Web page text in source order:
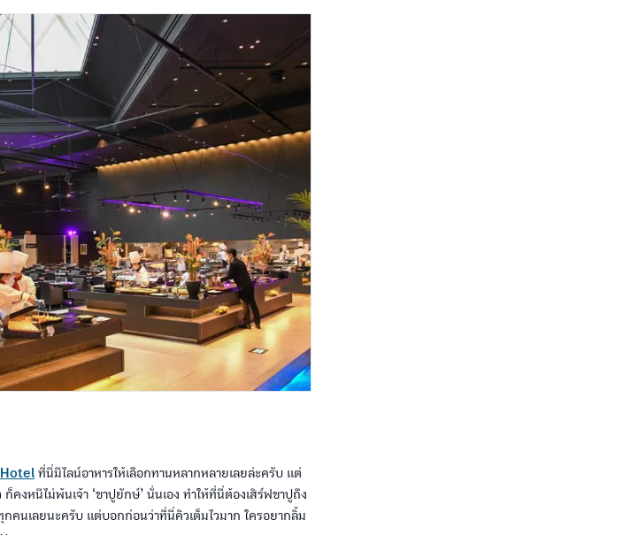
Hotel ที่นี่มีไลน์อาหารให้เลือกทานหลากหลายเลยล่ะครับ แต่
คงหนีไม่พ้นเจ้า ‘ขาปูยักษ์’ นั่นเอง ทำให้ที่นี่ต้องเสิร์ฟขาปูถึง
คนเลยนะครับ แต่บอกก่อนว่าที่นี่คิวเต็มไวมาก ใครอยากลิ้ม